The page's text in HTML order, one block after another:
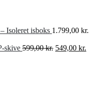
Isoleret isboks 1.799,00 kr.
skive 599,00kr. Den
549,00 kr.